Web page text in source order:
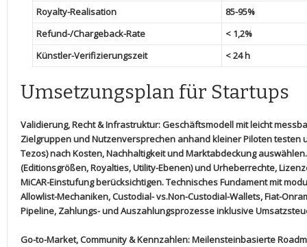
Royalty-Realisation
85-95%
Refund-/Chargeback-Rate
< 1,2%
Künstler-Verifizierungszeit
<⁢ 24 h
Umsetzungsplan für Startups
Validierung, ⁣Recht & Infrastruktur: Geschäftsmodell ⁤mit⁣ leicht
Zielgruppen​ und Nutzenversprechen anhand⁣ kleiner Piloten testen
Tezos) nach Kosten, Nachhaltigkeit und Marktabdeckung
⁣(Editionsgrößen,Royalties, Utility-Ebenen) und⁣ Urheberrechte,
MiCAR-Einstufung ‍berücksichtigen. Technisches ‍Fundament mit
Allowlist-Mechaniken, Custodial- ​vs.Non-Custodial-Wallets, Fiat-
Pipeline, Zahlungs- ⁣und Auszahlungsprozesse inklusive
Go-to-Market, Community & Kennzahlen:Meilensteinbasierte